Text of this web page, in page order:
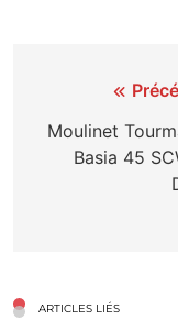
Navigation
de
l’article
Moulinet
Basia 45
ARTICLES LIÉS